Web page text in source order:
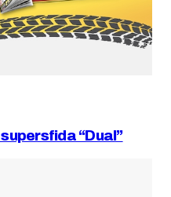
“Dual”